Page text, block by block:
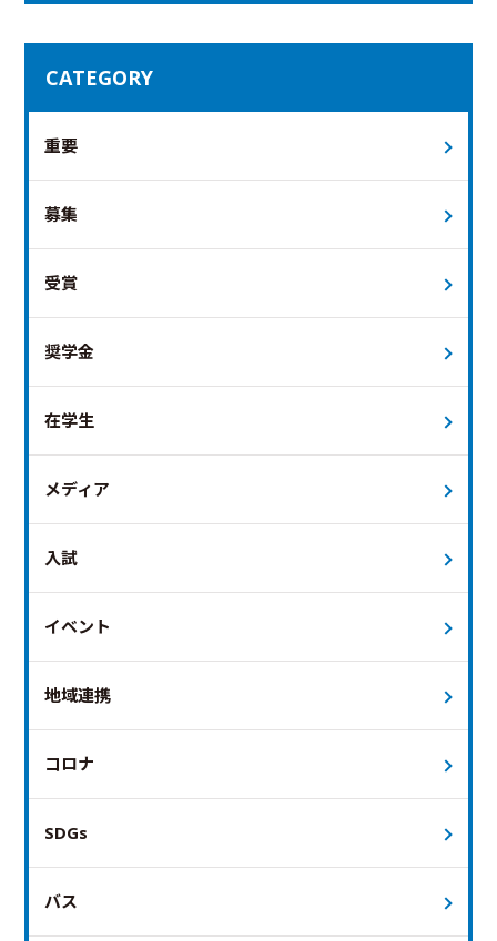
CATEGORY
重要
募集
受賞
奨学金
在学生
メディア
入試
イベント
地域連携
コロナ
SDGs
バス